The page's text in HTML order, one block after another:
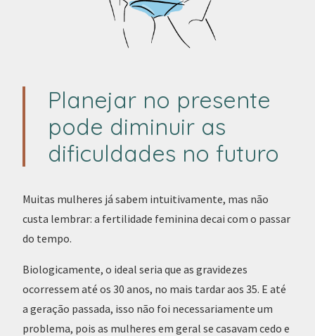
Planejar no presente
pode diminuir as
dificuldades no futuro
Muitas mulheres já sabem intuitivamente, mas não
custa lembrar: a fertilidade feminina decai com o passar
do tempo.
Biologicamente, o ideal seria que as gravidezes
ocorressem até os 30 anos, no mais tardar aos 35. E até
a geração passada, isso não foi necessariamente um
problema, pois as mulheres em geral se casavam cedo e